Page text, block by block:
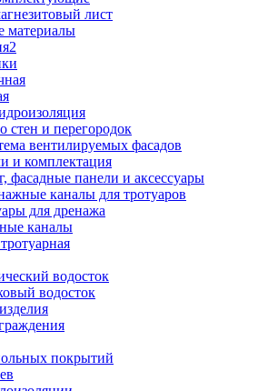
лист
материалы
стен и перегородок
вентилируемых фасадов
и комплектация
фасадные панели и аксессуары
каналы для тротуаров
для дренажа
каналы
водосток
водосток
покрытий